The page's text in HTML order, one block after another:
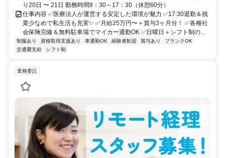
り20日 〜 21日 勤務時間8：30～17：30（休憩60分）
仕事内容 ✅医療法人が運営する安定した環境が魅力 ✅17:30退勤＆残
業少なめで私生活も充実✨ ✅月給25万円〜＋賞与3ヶ月分！ ✅各種社
会保険完備＆無料駐車場でマイカー通勤OK ✅日曜日＋シフト制の...
制服あり 資格取得支援あり 車通勤OK 経験者歓迎 賞与あり
ブランクOK
交通費支給
シフト制
業務委託